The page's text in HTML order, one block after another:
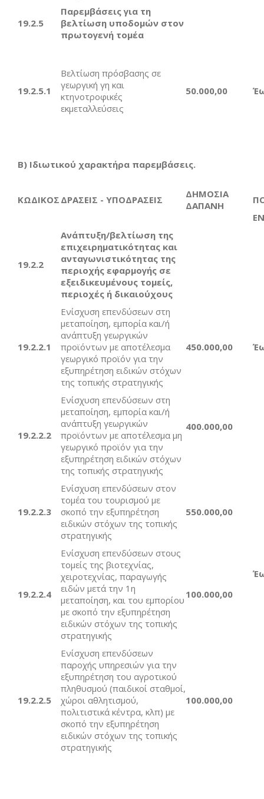
19.2.5
Παρεμβάσεις για τη
βελτίωση υποδομών στον
πρωτογενή τομέα
19.2.5.1
Βελτίωση πρόσβασης σε
γεωργική γη και
κτηνοτροφικές
εκμεταλλεύσεις
50.000,00
Β) Ιδιωτικού χαρακτήρα παρεμβάσεις.
ΚΩΔΙΚΟΣ ΔΡΑΣΕΙΣ - ΥΠΟΔΡΑΣΕΙΣ
ΔΗΜΟΣΙΑ
ΔΑΠΑΝΗ
19.2.2
Ανάπτυξη/βελτίωση της
επιχειρηματικότητας και
ανταγωνιστικότητας της
περιοχής εφαρμογής σε
εξειδικευμένους τομείς,
περιοχές ή δικαιούχους
19.2.2.1
Ενίσχυση επενδύσεων στη
μεταποίηση, εμπορία και/ή
ανάπτυξη γεωργικών
προϊόντων με αποτέλεσμα
γεωργικό προϊόν για την
εξυπηρέτηση ειδικών στόχων
της τοπικής στρατηγικής
450.000,00
19.2.2.2
Ενίσχυση επενδύσεων στη
μεταποίηση, εμπορία και/ή
ανάπτυξη γεωργικών
προϊόντων με αποτέλεσμα μη
γεωργικό προϊόν για την
εξυπηρέτηση ειδικών στόχων
της τοπικής στρατηγικής
400.000,00
19.2.2.3
Ενίσχυση επενδύσεων στον
τομέα του τουρισμού με
σκοπό την εξυπηρέτηση
ειδικών στόχων της τοπικής
στρατηγικής
550.000,00
19.2.2.4
Ενίσχυση επενδύσεων στους
τομείς της βιοτεχνίας,
χειροτεχνίας, παραγωγής
ειδών μετά την 1η
μεταποίηση, και του εμπορίου
με σκοπό την εξυπηρέτηση
ειδικών στόχων της τοπικής
στρατηγικής
100.000,00
19.2.2.5
Ενίσχυση επενδύσεων
παροχής υπηρεσιών για την
εξυπηρέτηση του αγροτικού
πληθυσμού (παιδικοί σταθμοί,
χώροι αθλητισμού,
πολιτιστικά κέντρα, κλπ) με
σκοπό την εξυπηρέτηση
ειδικών στόχων της τοπικής
στρατηγικής
100.000,00